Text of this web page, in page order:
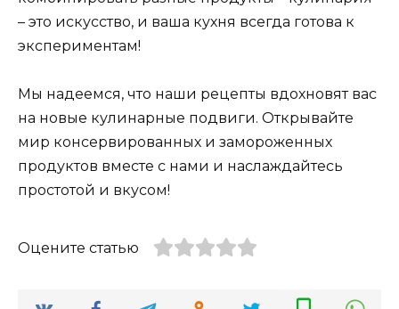
– это искусство, и ваша кухня всегда готова к
экспериментам!
Мы надеемся, что наши рецепты вдохновят вас
на новые кулинарные подвиги. Открывайте
мир консервированных и замороженных
продуктов вместе с нами и наслаждайтесь
простотой и вкусом!
Оцените статью